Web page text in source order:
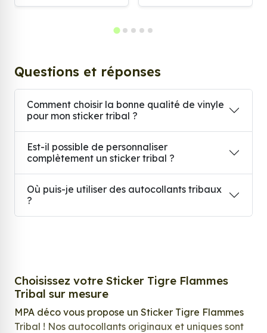
Questions et réponses
Comment choisir la bonne qualité de vinyle
pour mon sticker tribal ?
Est-il possible de personnaliser
complètement un sticker tribal ?
Où puis-je utiliser des autocollants tribaux
?
Choisissez votre Sticker Tigre Flammes
Tribal sur mesure
MPA déco vous propose un Sticker Tigre Flammes
Tribal ! Nos autocollants originaux et uniques sont